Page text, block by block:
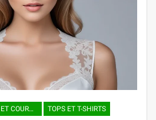
TENDANCES ET COURANTS DE MODE TOPS ET T-SHIRTS